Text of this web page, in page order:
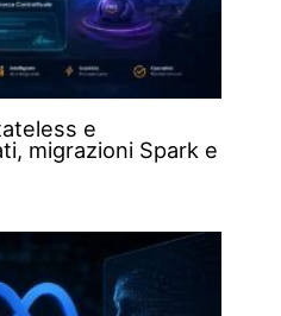
e
migrazioni Spark e